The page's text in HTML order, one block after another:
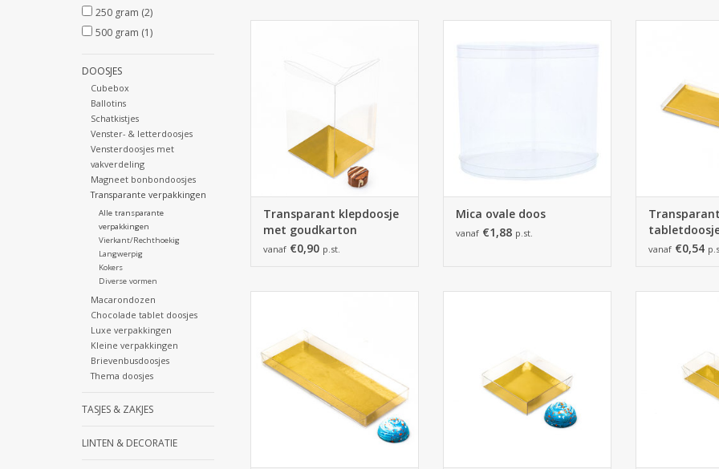
250 gram (2)
500 gram (1)
DOOSJES
Cubebox
Ballotins
Schatkistjes
Venster- & letterdoosjes
Vensterdoosjes met
vakverdeling
Magneet bonbondoosjes
Transparante verpakkingen
Alle transparante
verpakkingen
Vierkant/Rechthoekig
Langwerpig
Kokers
Diverse vormen
Macarondozen
Chocolade tablet doosjes
Luxe verpakkingen
Kleine verpakkingen
Brievenbusdoosjes
Thema doosjes
TASJES & ZAKJES
LINTEN & DECORATIE
TOEVOEGEN AAN WINKELWAGEN
Transparant klepdoosje
met goudkarton
vanaf €0,90 p.st.
230*170*200 mm - 21 stuks
Mica ovale doos
vanaf €1,88 p.st.
TOEVOEGEN
Transparant
zilver/
vanaf €0,54
TOEVOEGEN AAN WINKELWAGEN
TOEVOEGEN